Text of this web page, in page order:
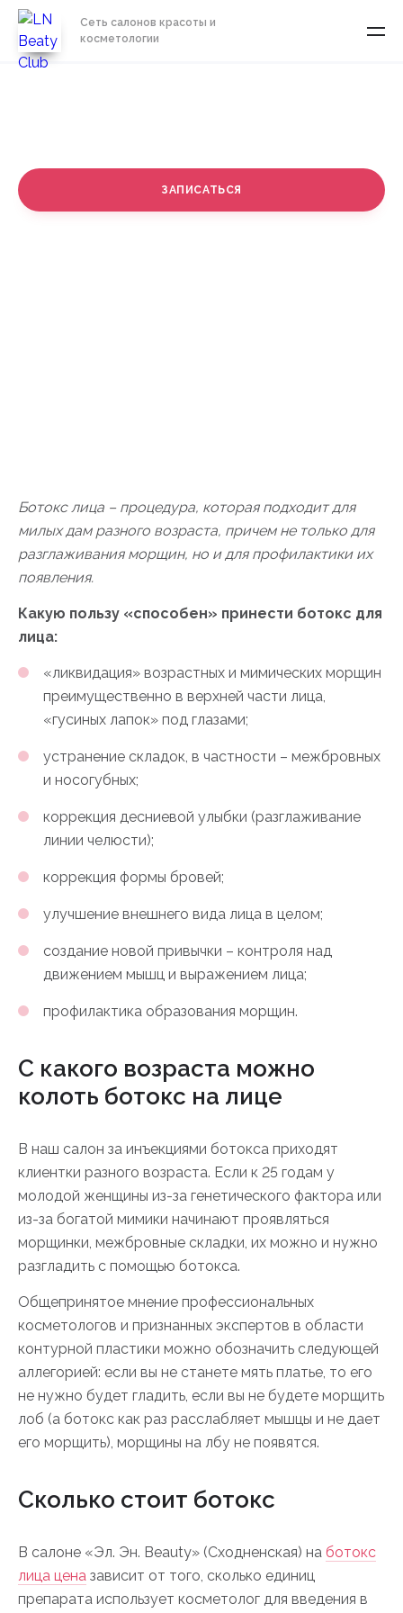
Сеть салонов красоты и
косметологии
ЗАПИСАТЬСЯ
Ботокс лица – процедура, которая подходит для
милых дам разного возраста, причем не только для
разглаживания морщин, но и для профилактики их
появления.
Какую пользу «способен» принести ботокс для
лица:
«ликвидация» возрастных и мимических морщин
преимущественно в верхней части лица,
«гусиных лапок» под глазами;
устранение складок, в частности – межбровных
и носогубных;
коррекция десниевой улыбки (разглаживание
линии челюсти);
коррекция формы бровей;
улучшение внешнего вида лица в целом;
создание новой привычки – контроля над
движением мышц и выражением лица;
профилактика образования морщин.
С какого возраста можно
колоть ботокс на лице
В наш салон за инъекциями ботокса приходят
клиентки разного возраста. Если к 25 годам у
молодой женщины из-за генетического фактора или
из-за богатой мимики начинают проявляться
морщинки, межбровные складки, их можно и нужно
разгладить с помощью ботокса.
Общепринятое мнение профессиональных
косметологов и признанных экспертов в области
контурной пластики можно обозначить следующей
аллегорией: если вы не станете мять платье, то его
не нужно будет гладить, если вы не будете морщить
лоб (а ботокс как раз расслабляет мышцы и не дает
его морщить), морщины на лбу не появятся.
Сколько стоит ботокс
В салоне «Эл. Эн. Beauty» (Сходненская) на ботокс
лица цена зависит от того, сколько единиц
препарата использует косметолог для введения в